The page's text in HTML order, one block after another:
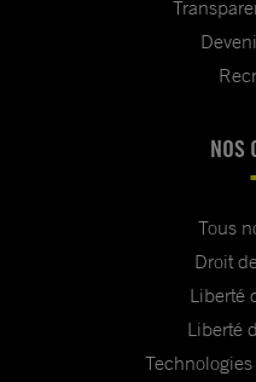
NOS
Tous
Droit
Liberté
Liberté